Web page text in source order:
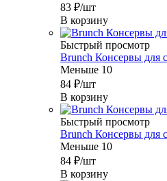
83 ₽/шт
В корзину
Быстрый просмотр
Brunch Консервы для
Меньше 10
84 ₽/шт
В корзину
Быстрый просмотр
Brunch Консервы для
Меньше 10
84 ₽/шт
В корзину